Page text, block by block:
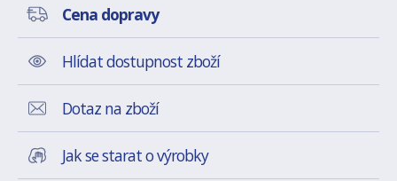
Cena dopravy
Hlídat dostupnost zboží
Dotaz na zboží
Jak se starat o výrobky